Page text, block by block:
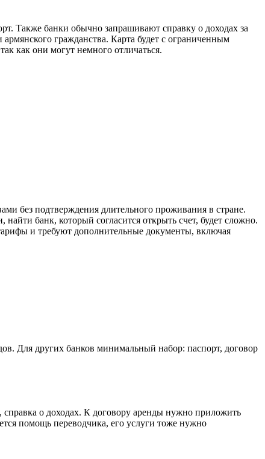
Также банки обычно запрашивают справку о доходах за
гражданства. Карта будет с ограниченным
как они могут немного отличаться.
без подтверждения длительного проживания в стране.
банк, который согласится открыть счет, будет сложно.
и требуют дополнительные документы, включая
Для других банков минимальный набор: паспорт, договор
о доходах. К договору аренды нужно приложить
помощь переводчика, его услуги тоже нужно